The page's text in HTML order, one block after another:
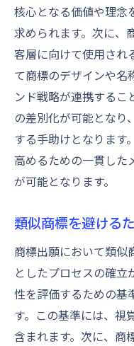
核心となる価値や理念
求められます。次に、
客層に向けて使用され
て商標のデザインや名
ンド戦略が連携するこ
の差別化が可能となり
する手助けとなります
高めるための一貫した
が可能となります。
類似商標を避ける
商標出願において類似
としたプロセスの確立
性を評価するための基
す。この基準には、視
含まれます。次に、商